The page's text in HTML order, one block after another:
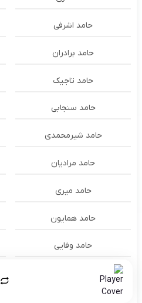
حامد اشرفی
حامد برادران
حامد تاجیک
حامد سنجابی
حامد شیرمحمدی
حامد مرادیان
حامد میری
حامد همایون
حامد وفایی